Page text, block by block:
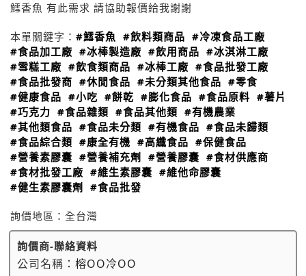
鱈香魚 有此需求 請協助報價給我謝謝
本單關鍵字： #鱈香魚 #飲料類商品 #冷凍食品工廠
#食品加工廠 #冰棒製造廠 #飲用商品 #冰淇淋工廠
#雪糕工廠 #飲食類商品 #冰棒工廠 #食品批發工廠
#食品批發商 #休閒食品 #未分類其他食品 #零食
#健康食品 #小吃 #餅乾 #膨化食品 #食品原料 #薯片
#巧克力 #食品雜類 #食品其他類 #有機農業
#其他類食品 #食品未分類 #有機食品 #食品未歸類
#食品綜合類 #康全有機 #高纖食品 #保健食品
#營養素膠囊 #營養補充劑 #營養膠囊 #食材供應商
#食材批發工廠 #維生素膠囊 #維他命膠囊
#健生素膠囊劑
#食品批發
詢價地區： 全台灣
詢價商-聯絡資料
公司名稱： 榕OO冷OO